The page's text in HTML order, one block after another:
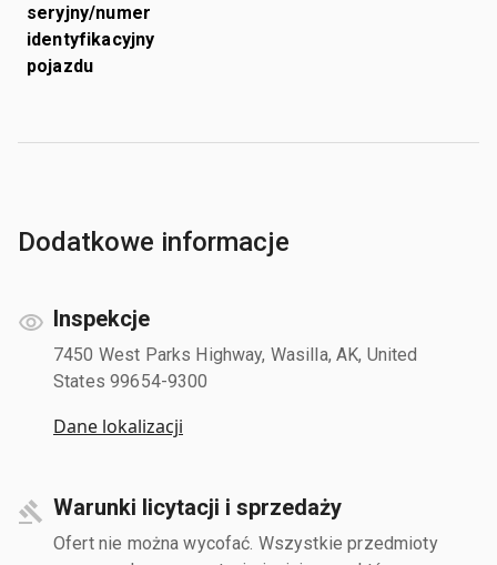
seryjny/numer
identyfikacyjny
pojazdu
Dodatkowe informacje
Inspekcje
7450 West Parks Highway, Wasilla, AK, United
States 99654-9300
Dane lokalizacji
Warunki licytacji i sprzedaży
Ofert nie można wycofać. Wszystkie przedmioty